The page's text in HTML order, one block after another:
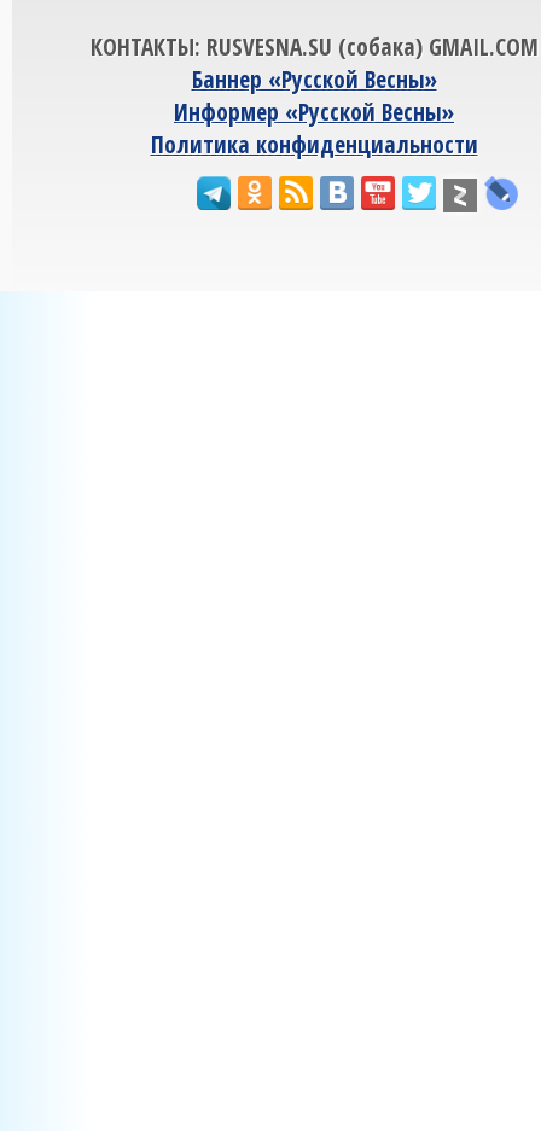
КОНТАКТЫ: RUSVESNA.SU (собака) GMAIL.COM
Баннер «Русской Весны»
Информер «Русской Весны»
Политика конфиденциальности